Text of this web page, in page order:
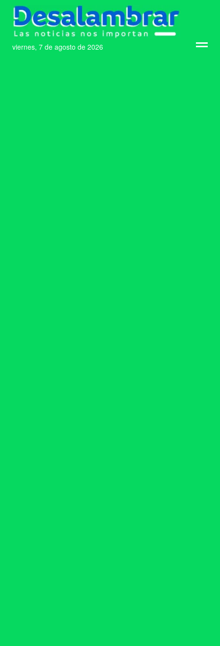
viernes, 7 de agosto de 2026